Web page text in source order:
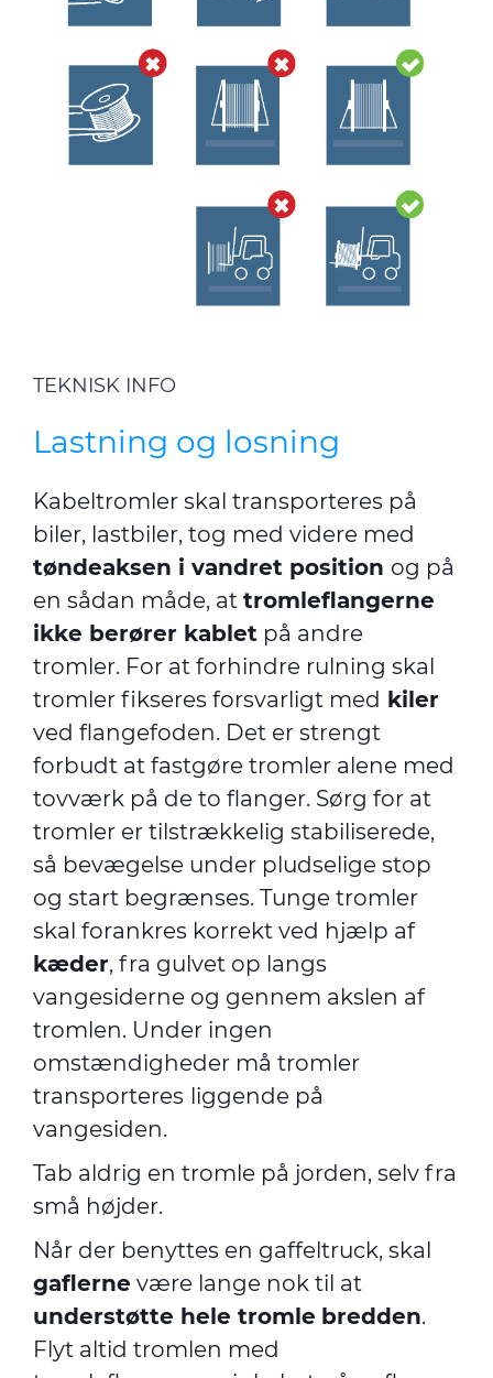
TEKNISK INFO
Lastning og losning
Kabeltromler skal transporteres på
biler, lastbiler, tog med videre med
tøndeaksen i vandret position og på
en sådan måde, at tromleflangerne
ikke berører kablet på andre
tromler. For at forhindre rulning skal
tromler fikseres forsvarligt med kiler
ved flangefoden. Det er strengt
forbudt at fastgøre tromler alene med
tovværk på de to flanger. Sørg for at
tromler er tilstrækkelig stabiliserede,
så bevægelse under pludselige stop
og start begrænses. Tunge tromler
skal forankres korrekt ved hjælp af
kæder, fra gulvet op langs
vangesiderne og gennem akslen af
tromlen. Under ingen
omstændigheder må tromler
transporteres liggende på
vangesiden.
Tab aldrig en tromle på jorden, selv fra
små højder.
Når der benyttes en gaffeltruck, skal
gaflerne være lange nok til at
understøtte hele tromle bredden.
Flyt altid tromlen med